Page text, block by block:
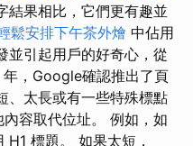
結果相比，它們更有趣並
鬆安排下午茶外燴 中佔用
並引起用戶的好奇心，從
，Google確認推出了頁
、太長或有一些特殊標點
容取代位址。 例如，如
標題。 如果太短，